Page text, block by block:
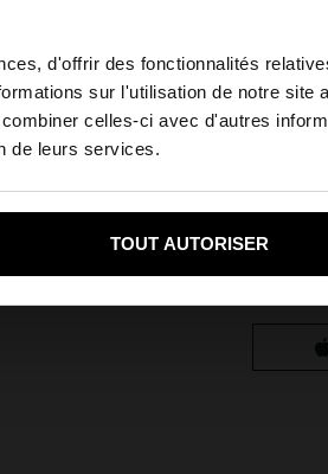
d'offrir des fonctionnalités
sur l'utilisation de notre site
celles-ci avec d'autres
de leurs services.
TOUT AUTORISER
notre site au United
Oui, dirigez-moi vers United
entrelacés avec coquillages